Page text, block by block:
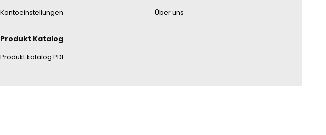
Kontoeinstellungen Über uns
Produkt Katalog
Produkt katalog PDF